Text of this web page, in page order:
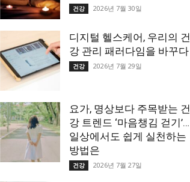
건강 2026년 7월 30일
디지털 헬스케어, 우리의 건
강 관리 패러다임을 바꾸다
건강 2026년 7월 29일
요가, 명상보다 주목받는 건
강 트렌드 ‘마음챙김 걷기’…
일상에서도 쉽게 실천하는
방법은
건강 2026년 7월 27일